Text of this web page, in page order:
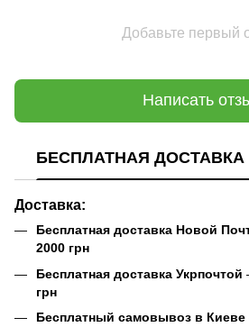
Добавьте первый
Написать
БЕСПЛАТНАЯ ДОСТАВКА
Доставка:
Бесплатная доставка Новой
2000 грн
Бесплатная доставка Укрпочтой
грн
Бесплатный самовывоз в Киеве